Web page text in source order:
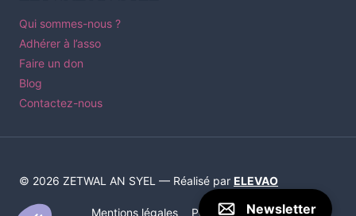
Qui sommes-nous ?
Adhérer à l’asso
Faire un don
Blog
Contactez-nous
© 2026 ZETWAL AN SYEL — Réalisé par ELEVAO
Mentions légales Politique de Confidentialité
Newsletter